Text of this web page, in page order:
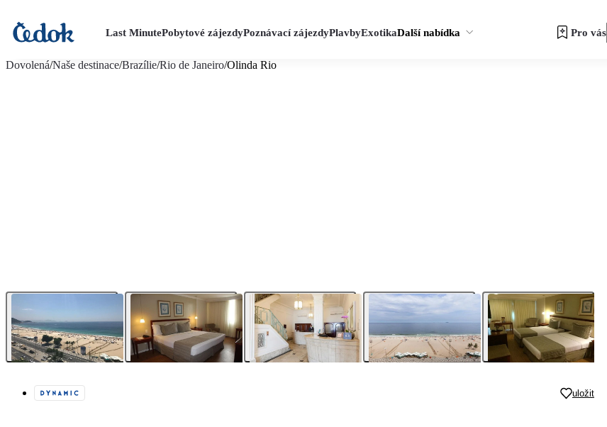
Last MinutePobytové zájezdyPoznávací zájezdyPlavbyExotikaDalší nabídka Pro vás
Dovolená/Naše destinace/Brazílie/Rio de Janeiro/Olinda Rio
uložit